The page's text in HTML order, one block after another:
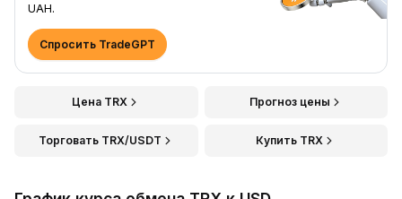
UAH.
Спросить TradeGPT
Цена TRX Прогноз цены
Торговать TRX/USDT Купить TRX